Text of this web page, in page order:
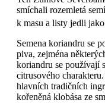
smíchali rozemletá
k masu a listy jedli jako
Semena koriandru se
piva, zejména
koriandru se používají
citrusového
hlavních tradičních
kořeněná klobása ze